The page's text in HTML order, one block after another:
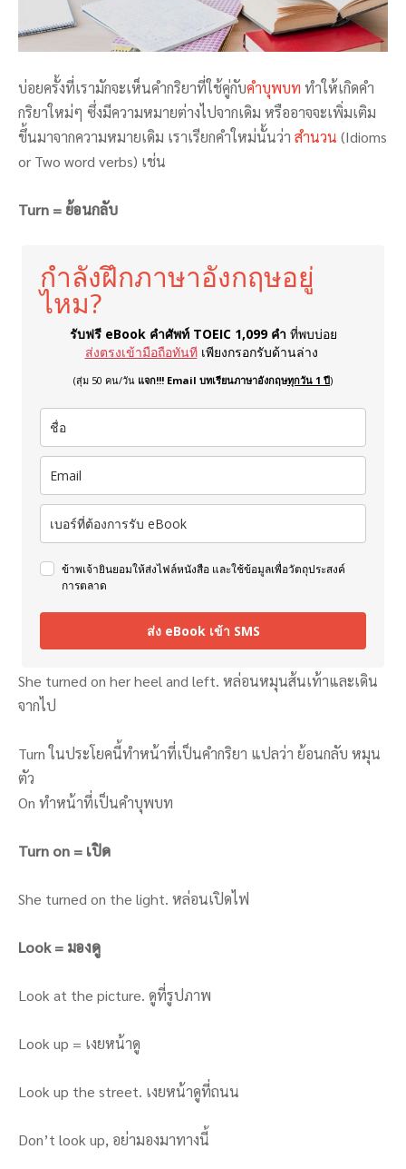
บ่อยครั้งที่เรามักจะเห็นคำกริยาที่ใช้คู่กับคำบุพบท ทำให้เกิดคำ
กริยาใหม่ๆ ซึ่งมีความหมายต่างไปจากเดิม หรืออาจจะเพิ่มเติม
ขึ้นมาจากความหมายเดิม เราเรียกคำใหม่นั้นว่า สำนวน (Idioms
or Two word verbs) เช่น
Turn = ย้อนกลับ
กำลังฝึกภาษาอังกฤษอยู่
ไหม?
รับฟรี eBook คำศัพท์ TOEIC 1,099 คำ ที่พบบ่อย
ส่งตรงเข้ามือถือทันที เพียงกรอกรับด้านล่าง
(สุ่ม 50 คน/วัน แจก!!! Email บทเรียนภาษาอังกฤษทุกวัน 1 ปี)
ข้าพเจ้ายินยอมให้ส่งไฟล์หนังสือ และใช้ข้อมูลเพื่อวัตถุประสงค์
การตลาด
ส่ง eBook เข้า SMS
She turned on her heel and left. หล่อนหมุนส้นเท้าและเดิน
จากไป
Turn ในประโยคนี้ทำหน้าที่เป็นคำกริยา แปลว่า ย้อนกลับ หมุน
ตัว
On ทำหน้าที่เป็นคำบุพบท
Turn on = เปิด
She turned on the light. หล่อนเปิดไฟ
Look = มองดู
Look at the picture. ดูที่รูปภาพ
Look up = เงยหน้าดู
Look up the street. เงยหน้าดูที่ถนน
Don’t look up, อย่ามองมาทางนี้